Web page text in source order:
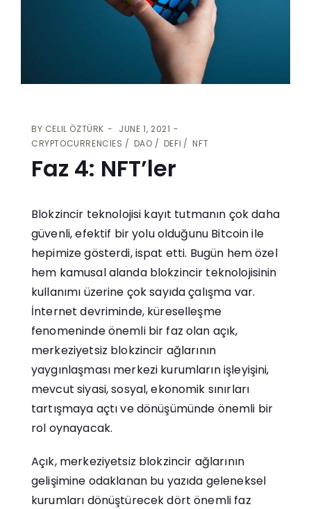
BY CELIL ÖZTÜRK
JUNE 1, 2021
CRYPTOCURRENCIES
DAO DEFI NFT
Faz 4: NFT’ler
Blokzincir teknolojisi kayıt tutmanın çok daha
güvenli, efektif bir yolu olduğunu Bitcoin ile
hepimize gösterdi, ispat etti. Bugün hem özel
hem kamusal alanda blokzincir teknolojisinin
kullanımı üzerine çok sayıda çalışma var.
İnternet devriminde, küreselleşme
fenomeninde önemli bir faz olan açık,
merkeziyetsiz blokzincir ağlarının
yaygınlaşması merkezi kurumların işleyişini,
mevcut siyasi, sosyal, ekonomik sınırları
tartışmaya açtı ve dönüşümünde önemli bir
rol oynayacak.
Açık, merkeziyetsiz blokzincir ağlarının
gelişimine odaklanan bu yazıda geleneksel
kurumları dönüştürecek dört önemli faz